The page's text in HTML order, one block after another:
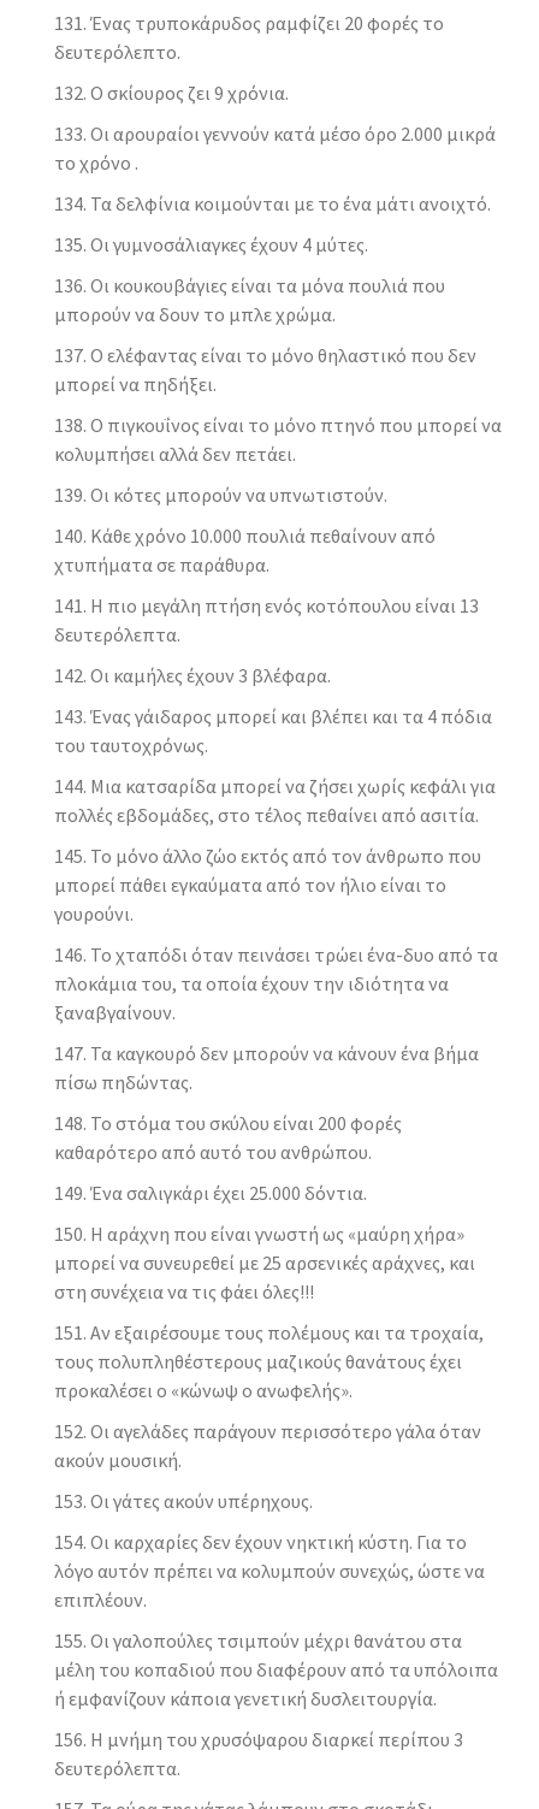
Ένας τρυποκάρυδος ραμφίζει 20 φορές το
δευτερόλεπτο.
Ο σκίουρος ζει 9 χρόνια.
Οι αρουραίοι γεννούν κατά μέσο όρο 2.000 μικρά
το χρόνο .
Τα δελφίνια κοιμούνται με το ένα μάτι ανοιχτό.
Οι γυμνοσάλιαγκες έχουν 4 μύτες.
Οι κουκουβάγιες είναι τα μόνα πουλιά που
μπορούν να δουν το μπλε χρώμα.
Ο ελέφαντας είναι το μόνο θηλαστικό που δεν
μπορεί να πηδήξει.
Ο πιγκουΐνος είναι το μόνο πτηνό που μπορεί να
κολυμπήσει αλλά δεν πετάει.
Οι κότες μπορούν να υπνωτιστούν.
Κάθε χρόνο 10.000 πουλιά πεθαίνουν από
χτυπήματα σε παράθυρα.
Η πιο μεγάλη πτήση ενός κοτόπουλου είναι 13
δευτερόλεπτα.
Οι καμήλες έχουν 3 βλέφαρα.
Ένας γάιδαρος μπορεί και βλέπει και τα 4 πόδια
του ταυτοχρόνως.
Μια κατσαρίδα μπορεί να ζήσει χωρίς κεφάλι για
πολλές εβδομάδες, στο τέλος πεθαίνει από ασιτία.
Το μόνο άλλο ζώο εκτός από τον άνθρωπο που
μπορεί πάθει εγκαύματα από τον ήλιο είναι το
γουρούνι.
Το χταπόδι όταν πεινάσει τρώει ένα-δυο από τα
πλοκάμια του, τα οποία έχουν την ιδιότητα να
ξαναβγαίνουν.
Τα καγκουρό δεν μπορούν να κάνουν ένα βήμα
πίσω πηδώντας.
Το στόμα του σκύλου είναι 200 φορές
καθαρότερο από αυτό του ανθρώπου.
Ένα σαλιγκάρι έχει 25.000 δόντια.
Η αράχνη που είναι γνωστή ως «μαύρη χήρα»
μπορεί να συνευρεθεί με 25 αρσενικές αράχνες, και
στη συνέχεια να τις φάει όλες!!!
Αν εξαιρέσουμε τους πολέμους και τα τροχαία,
τους πολυπληθέστερους μαζικούς θανάτους έχει
προκαλέσει ο «κώνωψ ο ανωφελής».
Οι αγελάδες παράγουν περισσότερο γάλα όταν
ακούν μουσική.
Οι γάτες ακούν υπέρηχους.
Οι καρχαρίες δεν έχουν νηκτική κύστη. Για το
λόγο αυτόν πρέπει να κολυμπούν συνεχώς, ώστε να
επιπλέουν.
Οι γαλοπούλες τσιμπούν μέχρι θανάτου στα
μέλη του κοπαδιού που διαφέρουν από τα υπόλοιπα
ή εμφανίζουν κάποια γενετική δυσλειτουργία.
Η μνήμη του χρυσόψαρου διαρκεί περίπου 3
δευτερόλεπτα.